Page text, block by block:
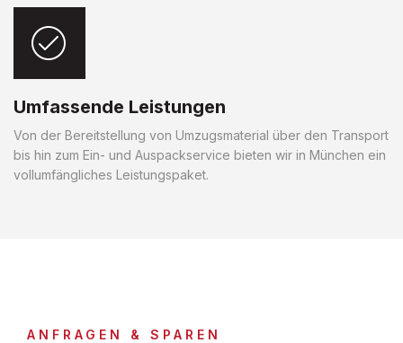
Umfassende Leistungen
Von der Bereitstellung von Umzugsmaterial über den Transport
bis hin zum Ein- und Auspackservice bieten wir in München ein
vollumfängliches Leistungspaket.
ANFRAGEN & SPAREN